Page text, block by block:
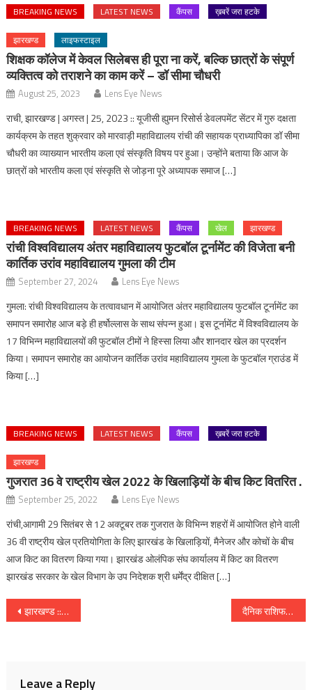
BREAKING NEWS LATEST NEWS कैंपस ख़बरें जरा हटके
झारखण्ड लाइफस्टाइल
शिक्षक कॉलेज में केवल सिलेबस ही पूरा ना करें, बल्कि छात्रों के संपूर्ण
व्यक्तित्व को तराशने का काम करें – डॉ सीमा चौधरी
August 25, 2023 Lens Eye News
राची, झारखण्ड | अगस्त | 25, 2023 :: यूजीसी ह्युमन रिसोर्स डेवलपमेंट सेंटर में गुरु दक्षता
कार्यक्रम के तहत शुक्रवार को मारवाड़ी महाविद्यालय रांची की सहायक प्राध्यापिका डॉ सीमा
चौधरी का व्याख्यान भारतीय कला एवं संस्कृति विषय पर हुआ। उन्होंने बताया कि आज के
छात्रों को भारतीय कला एवं संस्कृति से जोड़ना पूरे अध्यापक समाज […]
BREAKING NEWS LATEST NEWS कैंपस खेल झारखण्ड
रांची विश्वविद्यालय अंतर महाविद्यालय फुटबॉल टूर्नामेंट की विजेता बनी
कार्तिक उरांव महाविद्यालय गुमला की टीम
September 27, 2024 Lens Eye News
गुमला: रांची विश्वविद्यालय के तत्वावधान में आयोजित अंतर महाविद्यालय फुटबॉल टूर्नामेंट का
समापन समारोह आज बड़े ही हर्षोल्लास के साथ संपन्न हुआ। इस टूर्नामेंट में विश्वविद्यालय के
17 विभिन्न महाविद्यालयों की फुटबॉल टीमों ने हिस्सा लिया और शानदार खेल का प्रदर्शन
किया। समापन समारोह का आयोजन कार्तिक उरांव महाविद्यालय गुमला के फुटबॉल ग्राउंड में
किया […]
BREAKING NEWS LATEST NEWS कैंपस ख़बरें जरा हटके
झारखण्ड
गुजरात 36 वे राष्ट्रीय खेल 2022 के खिलाड़ियों के बीच किट वितरित .
September 25, 2022 Lens Eye News
रांची,आगामी 29 सितंबर से 12 अक्टूबर तक गुजरात के विभिन्न शहरों में आयोजित होने वाली
36 वी राष्ट्रीय खेल प्रतियोगिता के लिए झारखंड के खिलाड़ियों, मैनेजर और कोचों के बीच
आज किट का वितरण किया गया। झारखंड ओलंपिक संघ कार्यालय में किट का वितरण
झारखंड सरकार के खेल विभाग के उप निदेशक श्री धर्मेंद्र दीक्षित […]
Post
झारखण्ड :: निबंध एवं लघु कथा लेखन प्रतियोगिता :: प्रविष्टि भेजने की अंतिम तिथि 8 सितम्बर 2017. दैनिक राशिफल : दिनांक 26 अगस्त 2017, दिन शनिवार :: ज्योतिष शास्त्री स्वामी दिव्यानंद ( डॉ सुनील बर्मन )
Leave a Reply